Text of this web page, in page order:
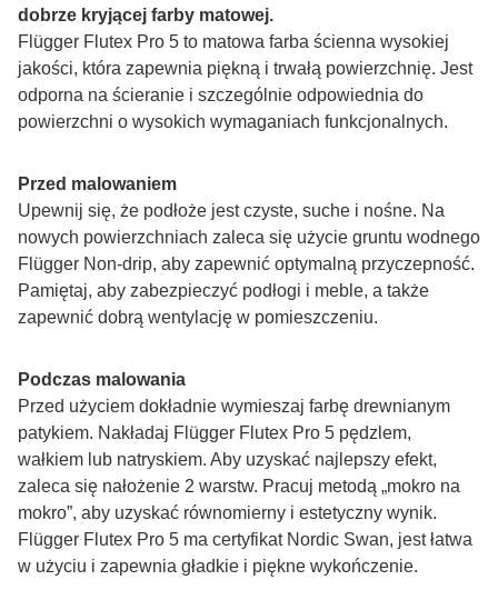
dobrze kryjącej farby matowej.
Flügger Flutex Pro 5 to matowa farba ścienna wysokiej
jakości, która zapewnia piękną i trwałą powierzchnię. Jest
odporna na ścieranie i szczególnie odpowiednia do
powierzchni o wysokich wymaganiach funkcjonalnych.
Przed malowaniem
Upewnij się, że podłoże jest czyste, suche i nośne. Na
nowych powierzchniach zaleca się użycie gruntu wodnego
Flügger Non-drip, aby zapewnić optymalną przyczepność.
Pamiętaj, aby zabezpieczyć podłogi i meble, a także
zapewnić dobrą wentylację w pomieszczeniu.
Podczas malowania
Przed użyciem dokładnie wymieszaj farbę drewnianym
patykiem. Nakładaj Flügger Flutex Pro 5 pędzlem,
wałkiem lub natryskiem. Aby uzyskać najlepszy efekt,
zaleca się nałożenie 2 warstw. Pracuj metodą „mokro na
mokro”, aby uzyskać równomierny i estetyczny wynik.
Flügger Flutex Pro 5 ma certyfikat Nordic Swan, jest łatwa
w użyciu i zapewnia gładkie i piękne wykończenie.